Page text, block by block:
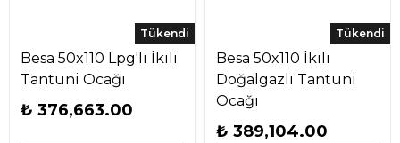
Tükendi
Besa 50x110 Lpg'li İkili
Tantuni Ocağı
₺ 376,663.00
Tükendi
Besa 50x110 İkili
Doğalgazlı Tantuni
Ocağı
₺ 389,104.00